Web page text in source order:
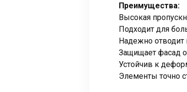
Преимущества:
Высокая
Подходит для
Надежно отводит
Защищает фасад
Устойчив к
Элементы точно